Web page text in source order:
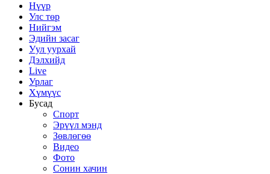
Нүүр
Улс төр
Нийгэм
Эдийн засаг
Уул уурхай
Дэлхийд
Live
Урлаг
Хүмүүс
Бусад
Спорт
Эрүүл мэнд
Зөвлөгөө
Видео
Фото
Сонин хачин